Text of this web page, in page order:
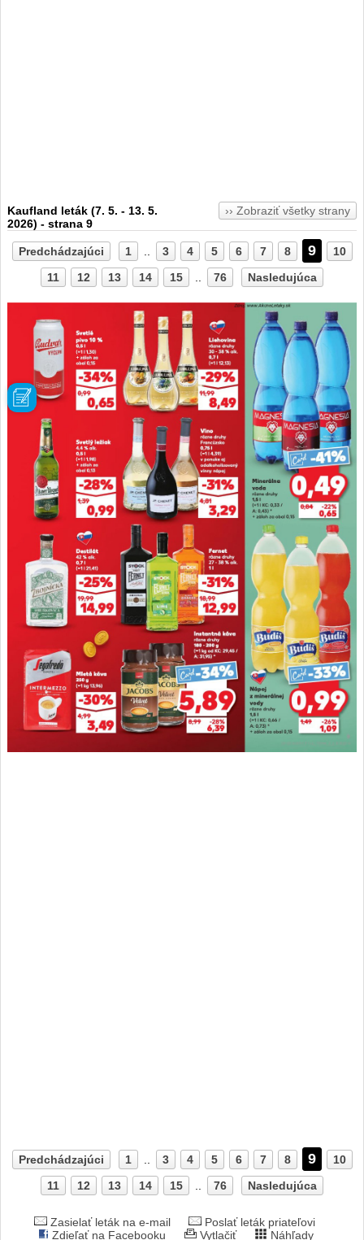
›› Zobraziť všetky strany
Kaufland leták (7. 5. - 13. 5.
2026) - strana 9
Predchádzajúci 1 .. 3 4 5 6 7 8 9
10
11
12 13 14 15 .. 76 Nasledujúca
Predchádzajúci 1 3 4 5 6 7 8 9
10
11
12 13 14 15 76 Nasledujúca
Zasielať leták na e-mail
Poslať leták priateľovi
Zdieľať na Facebooku
Vytlačiť Náhľady